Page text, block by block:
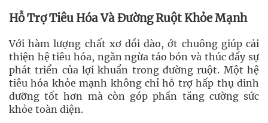
Hỗ Trợ Tiêu Hóa Và Đường Ruột Khỏe Mạnh
Với hàm lượng chất xơ dồi dào, ớt chuông giúp cải
thiện hệ tiêu hóa, ngăn ngừa táo bón và thúc đẩy sự
phát triển của lợi khuẩn trong đường ruột. Một hệ
tiêu hóa khỏe mạnh không chỉ hỗ trợ hấp thụ dinh
dưỡng tốt hơn mà còn góp phần tăng cường sức
khỏe toàn diện.